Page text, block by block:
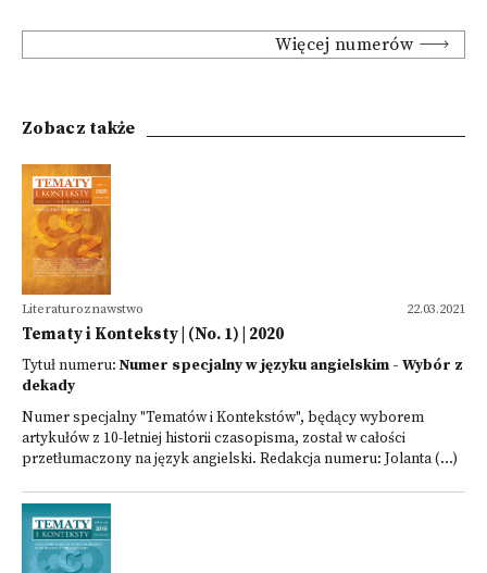
Więcej numerów
Zobacz także
22.03.2021
Literaturoznawstwo
Tematy i Konteksty | (No. 1) | 2020
Tytuł numeru: Numer specjalny w języku angielskim - Wybór z
dekady
Numer specjalny "Tematów i Kontekstów", będący wyborem
artykułów z 10-letniej historii czasopisma, został w całości
przetłumaczony na język angielski. Redakcja numeru: Jolanta (...)